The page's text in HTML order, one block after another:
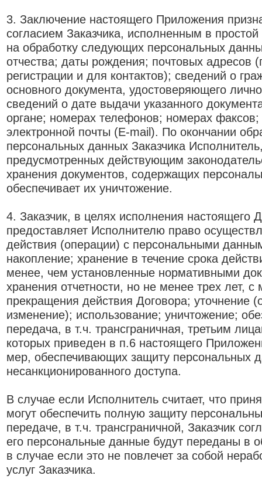
3. Заключение настоящего Приложения
согласием Заказчика, исполненным в
на обработку следующих персональных
отчества; даты рождения; почтовых адресов
регистрации и для контактов); сведений о
основного документа, удостоверяющего
сведений о дате выдачи указанного
органе; номерах телефонов; номерах факсов;
электронной почты (E-mail). По окончании
персональных данных Заказчика
предусмотренных действующим
хранения документов, содержащих
обеспечивает их уничтожение.
4. Заказчик, в целях исполнения настоящего
предоставляет Исполнителю право
действия (операции) с персональными
накопление; хранение в течение срока
менее, чем установленные нормативными
хранения отчетности, но не менее трех лет,
прекращения действия Договора; уточнение
изменение); использование; уничтожение;
передача, в т.ч. трансграничная, третьим
которых приведен в п.6 настоящего
мер, обеспечивающих защиту персональных
несанкционированного доступа.
В случае если Исполнитель считает, что
могут обеспечить полную защиту
передаче, в т.ч. трансграничной, Заказчик
его персональные данные будут переданы в
в случае если это не повлечет за собой
услуг Заказчика.